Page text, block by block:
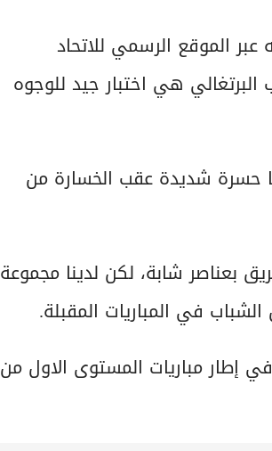
الموقع الرسمي للاتحاد
البرتغالي هي اختبار جيد للوجوه
حسرة شديدة عقب الخسارة من
بعناصر شابة، لكن لدينا مجموعة
في المباريات المقبلة.
إطار مباريات المستوى الاول من